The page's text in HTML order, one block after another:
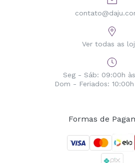
Ver todas as
Seg - Sáb: 09:00h
Dom - Feriados:
Formas de